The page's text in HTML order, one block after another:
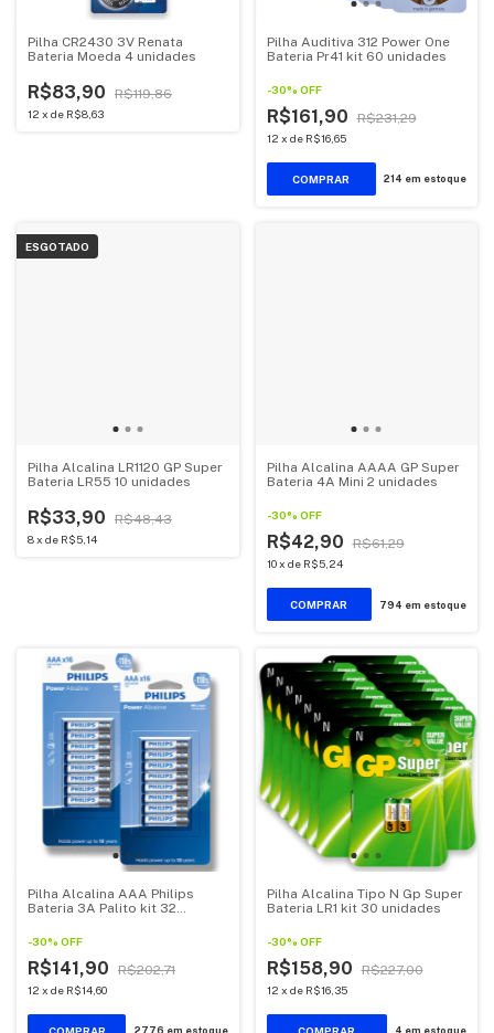
Pilha CR2430 3V Renata
Bateria Moeda 4 unidades
R$83,90 R$119,86
12 x de R$8,63
Pilha Auditiva 312 Power One
Bateria Pr41 kit 60 unidades
-30% OFF
R$161,90 R$231,29
12 x de R$16,65
214 em estoque
ESGOTADO
Pilha Alcalina LR1120 GP Super
Bateria LR55 10 unidades
R$33,90 R$48,43
8x de R$5,14
Pilha Alcalina AAAA GP Super
Bateria 4A Mini 2 unidades
-30% OFF
R$42,90 R$61,29
10 x de R$5,24
794 em estoque
Pilha Alcalina AAA Philips
Bateria 3A Palito kit 32
-30% OFF
R$141,90 R$202,71
12 x de R$14,60
2776 em estoque
Pilha Alcalina Tipo N Gp Super
Bateria LR1 kit 30 unidades
-30% OFF
R$158,90 R$227,00
12 x de R$16,35
4 em estoque